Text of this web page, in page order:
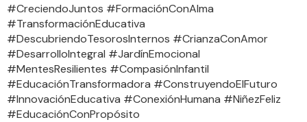
#CreciendoJuntos #FormaciónConAlma
#TransformaciónEducativa
#DescubriendoTesorosInternos #CrianzaConAmor
#DesarrolloIntegral #JardínEmocional
#MentesResilientes #CompasiónInfantil
#EducaciónTransformadora #ConstruyendoElFuturo
#InnovaciónEducativa #ConexiónHumana #NiñezFeliz
#EducaciónConPropósito